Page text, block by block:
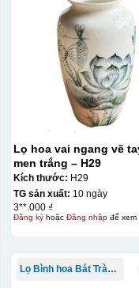
Đây là giấy decal
nước và trượt nhẹ
Lọ hoa vai ngang vẽ
men trắng – H29
Kích thước: H29
TG sản xuất: 10 ngày
3**.000 ₫
Đăng kýhoặc Đăng nhậpđể xem
Lọ Bình hoa Bát Tràng in logo